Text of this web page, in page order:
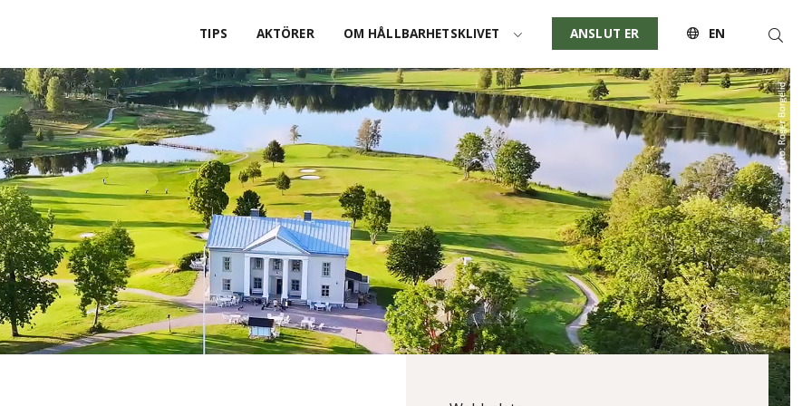
TIPS AKTÖRER OM HÅLLBARHETSKLIVET ANSLUT ER EN Sök